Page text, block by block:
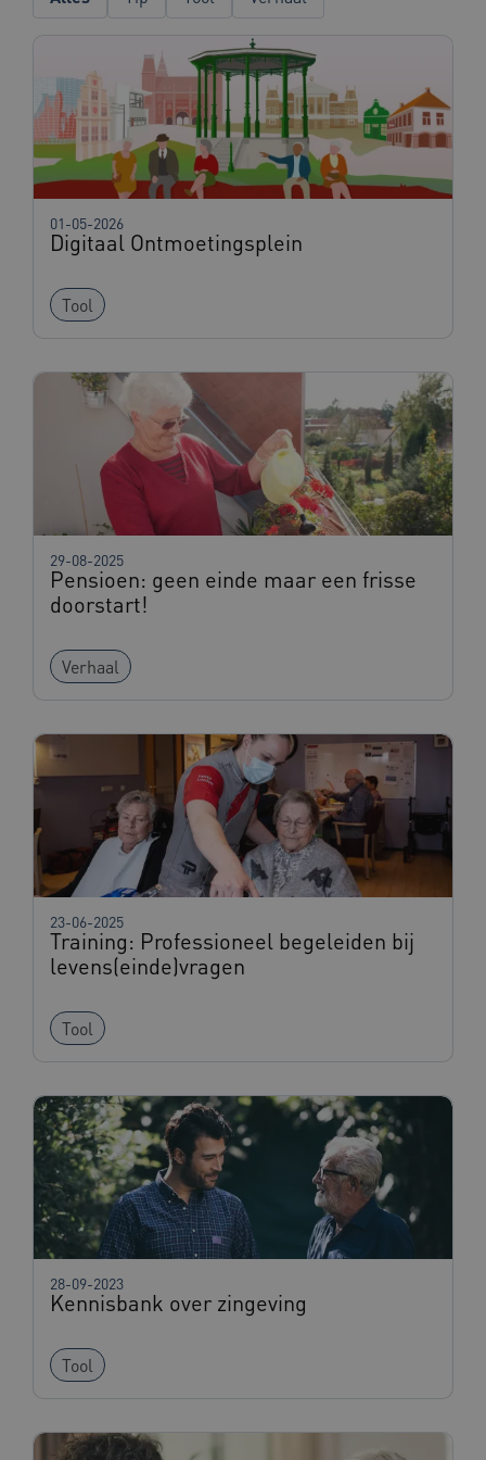
Digitaal Ontmoetingsplein
01-05-2026
Tool
Pensioen: geen einde maar een frisse
doorstart!
29-08-2025
Verhaal
Training: Professioneel begeleiden bij
levens(einde)vragen
23-06-2025
Tool
Kennisbank over zingeving
28-09-2023
Tool
AWSALBCORS
Amazon.com Inc.
vilans.blueconic.net
1 week
x-ms-routing-name
Microsoft
.www.beteroud.nl
59
55
UMB_SESSION www.beteroud.nl Sessie
ARRAffinity
Microsoft
Corporation
.www.beteroud.nl
AWSALBCORS
Amazon.com Inc.
f765.beteroud.nl